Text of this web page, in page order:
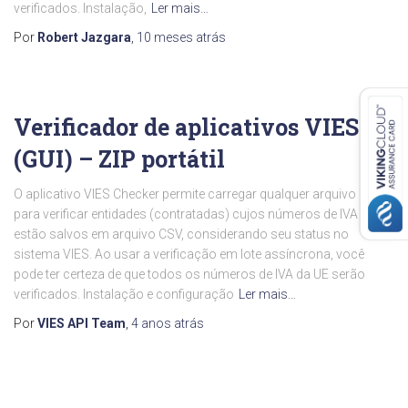
verificados. Instalação,
Ler mais…
Por Robert Jazgara 10 meses atrás
Verificador de aplicativos VIES
(GUI) – ZIP portátil
O aplicativo VIES Checker permite carregar qualquer arquivo CSV
para verificar entidades (contratadas) cujos números de IVA da UE
estão salvos em arquivo CSV, considerando seu status no
sistema VIES. Ao usar a verificação em lote assíncrona, você
pode ter certeza de que todos os números de IVA da UE serão
verificados. Instalação e configuração
Ler mais…
PorVIES API Team 4 anos atrás